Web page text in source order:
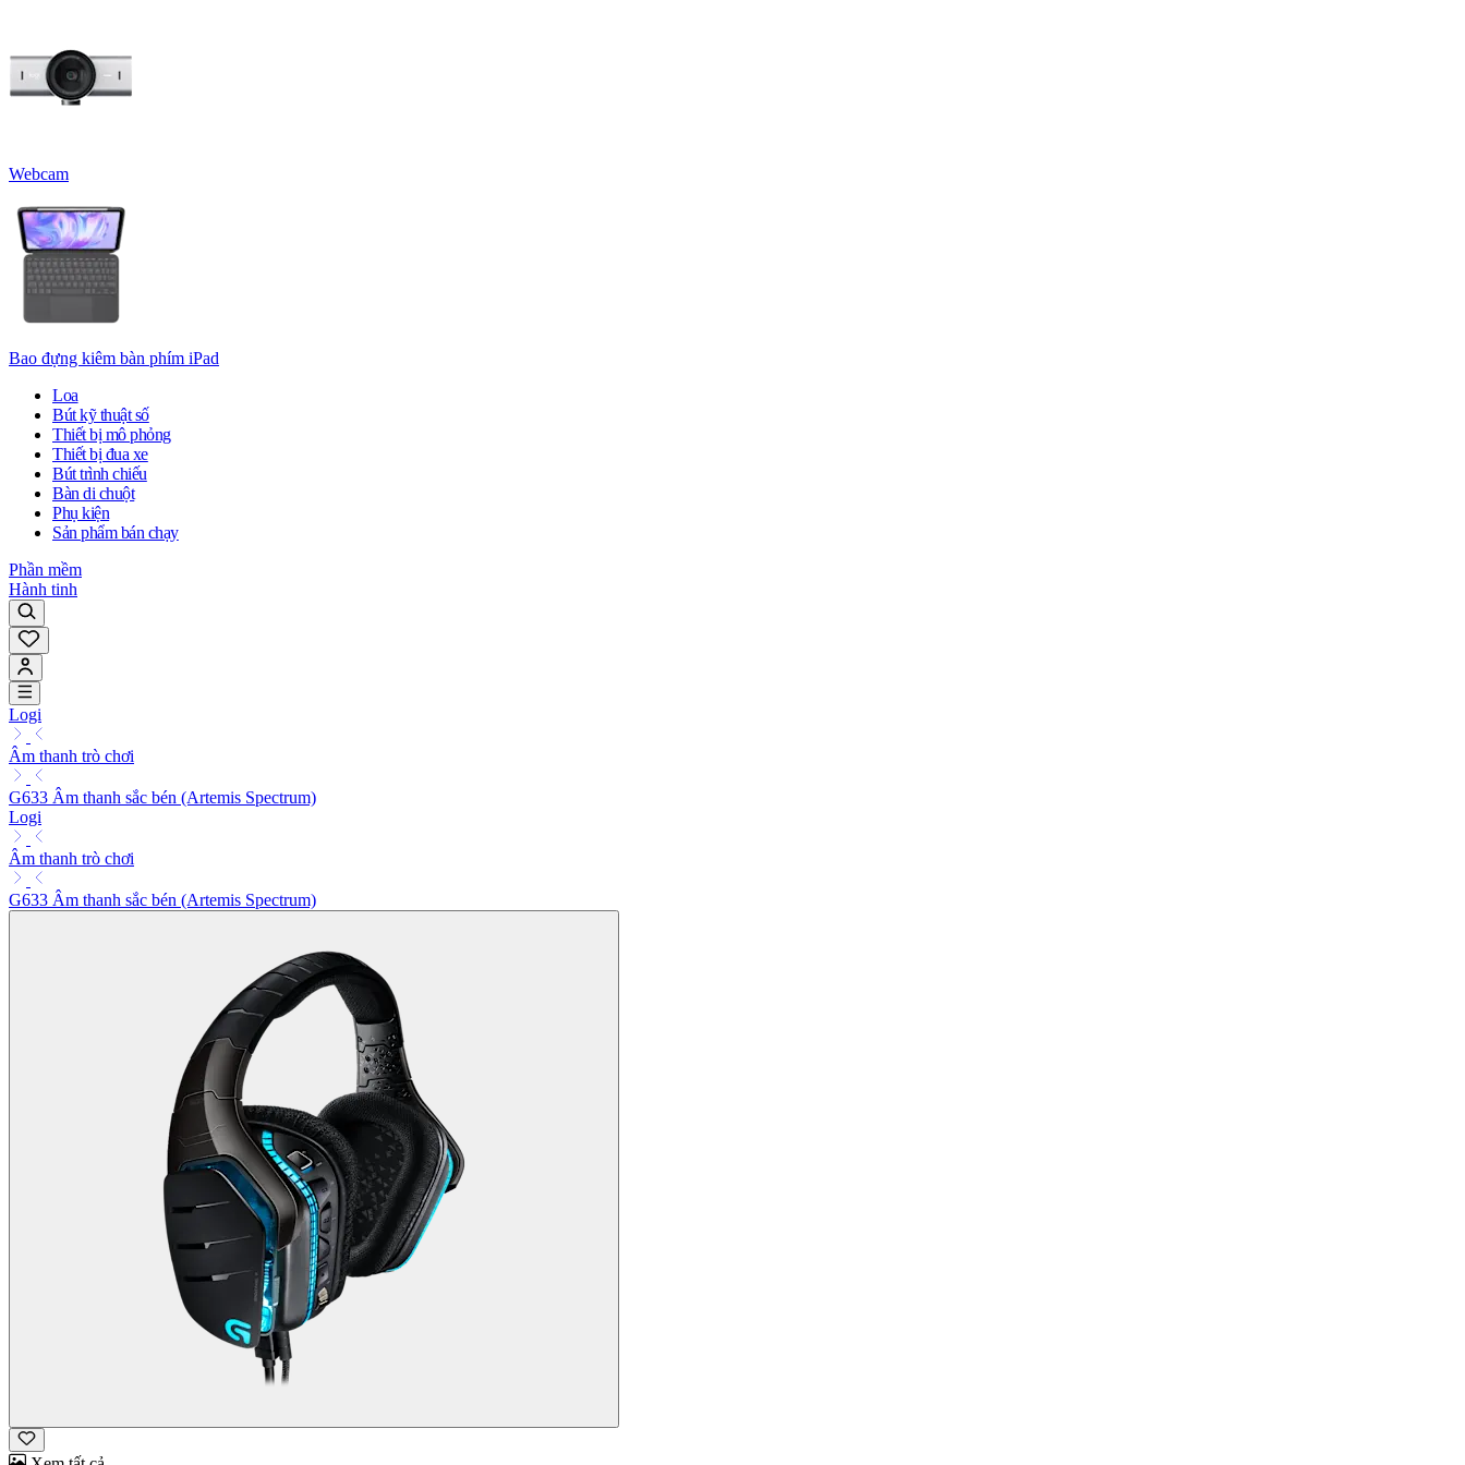
Webcam
Bao đựng kiêm bàn phím iPad
Loa
Bút kỹ thuật số
Thiết bị mô phỏng
Thiết bị đua xe
Bút trình chiếu
Bàn di chuột
Phụ kiện
Sản phẩm bán chạy
Phần mềm
Hành tinh
Logi
Âm thanh trò chơi
G633 Âm thanh sắc bén (Artemis Spectrum)
Logi
Âm thanh trò chơi
G633 Âm thanh sắc bén (Artemis Spectrum)